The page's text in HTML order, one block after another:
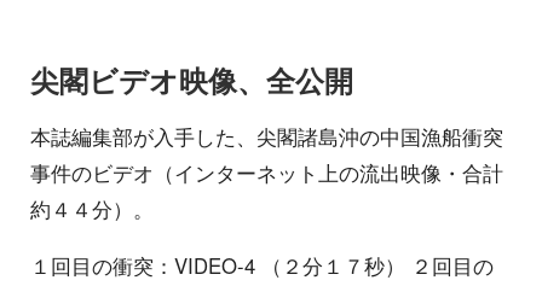
尖閣ビデオ映像、全公開
本誌編集部が入手した、尖閣諸島沖の中国漁船衝突
事件のビデオ（インターネット上の流出映像・合計
約４４分）。
１回目の衝突：VIDEO-4 （２分１７秒） ２回目の